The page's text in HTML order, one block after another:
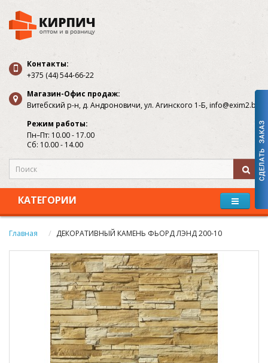
Контакты:
+375 (44) 544-66-22
Магазин-Офис продаж:
Витебский р-н, д. Андроновичи, ул. Агинского 1-Б, info@exim2.by
Режим работы:
Пн–Пт: 10.00 - 17.00
Сб: 10.00 - 14.00
КАТЕГОРИИ
Главная ДЕКОРАТИВНЫЙ КАМЕНЬ ФЬОРД ЛЭНД 200-10